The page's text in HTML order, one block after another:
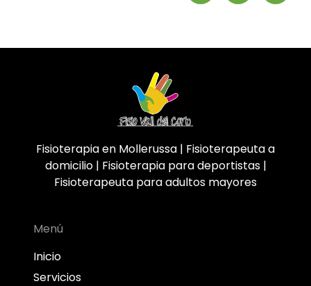
Fisioterapia en Mollerussa | Fisioterapeuta a
domicilio | Fisioterapia para deportistas |
Fisioterapeuta para adultos mayores
Menú
Inicio
Servicios